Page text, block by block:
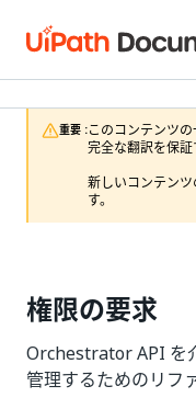
重要 :このコンテンツ
完全な翻訳を保証
新しいコンテン
す。
権限の要求
Orchestrator API を
管理するためのリフ